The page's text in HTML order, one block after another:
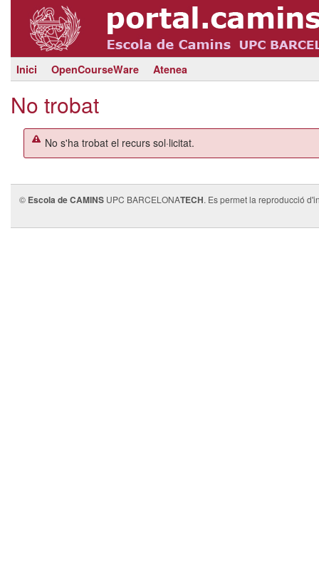
Inici OpenCourseWare Atenea
No trobat
No s'ha trobat el recurs sol·licitat.
© Escola de CAMINS UPC BARCELONATECH. Es permet la reproducció